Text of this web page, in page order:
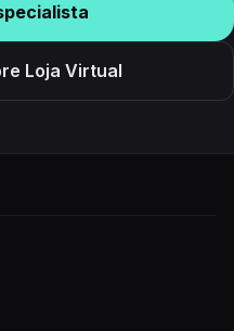
Loja Virtual